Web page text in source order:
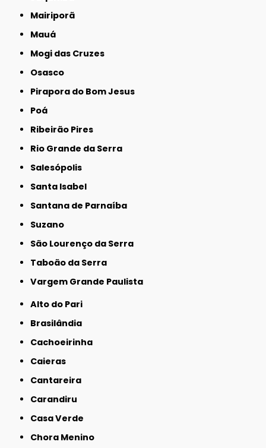
Mairiporã
Mauá
Mogi das Cruzes
Osasco
Pirapora do Bom Jesus
Poá
Ribeirão Pires
Rio Grande da Serra
Salesópolis
Santa Isabel
Santana de Parnaíba
Suzano
São Lourenço da Serra
Taboão da Serra
Vargem Grande Paulista
Alto do Pari
Brasilândia
Cachoeirinha
Caieras
Cantareira
Carandiru
Casa Verde
Chora Menino